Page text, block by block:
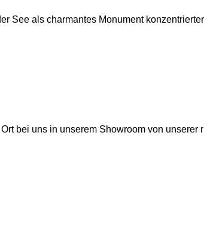
See als charmantes Monument
bei uns in unserem Showroom von unserer